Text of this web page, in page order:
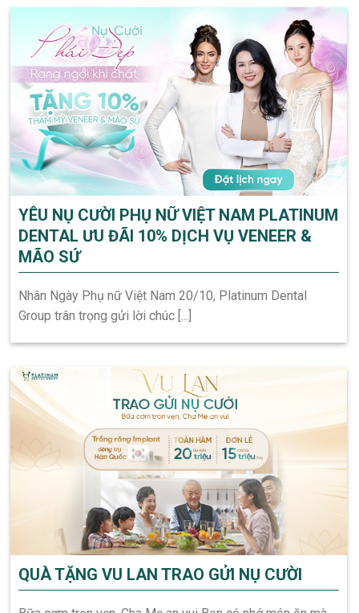
YÊU NỤ CƯỜI PHỤ NỮ VIỆT NAM PLATINUM
DENTAL ƯU ĐÃI 10% DỊCH VỤ VENEER &
MÃO SỨ
Nhân Ngày Phụ nữ Việt Nam 20/10, Platinum Dental
Group trân trọng gửi lời chúc [...]
QUÀ TẶNG VU LAN TRAO GỬI NỤ CƯỜI